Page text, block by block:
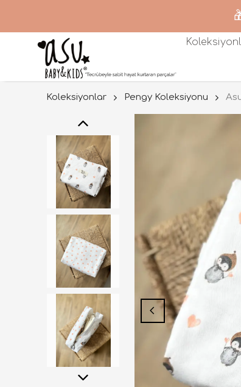
Koleksiyonlar Pengy Koleksiyonu